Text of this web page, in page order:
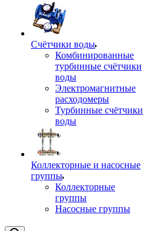
Счётчики воды
Комбинированные
турбинные счётчики
воды
Электромагнитные
расходомеры
Турбинные счётчики
воды
Коллекторные и насосные
группы
Коллекторные
группы
Насосные группы